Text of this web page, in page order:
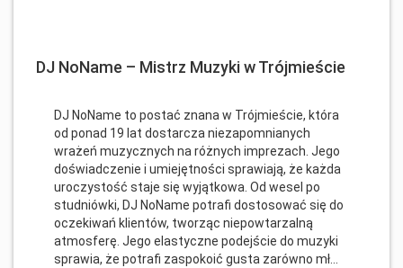
DJ NoName – Mistrz Muzyki w Trójmieście
DJ NoName to postać znana w Trójmieście, która
od ponad 19 lat dostarcza niezapomnianych
wrażeń muzycznych na różnych imprezach. Jego
doświadczenie i umiejętności sprawiają, że każda
uroczystość staje się wyjątkowa. Od wesel po
studniówki, DJ NoName potrafi dostosować się do
oczekiwań klientów, tworząc niepowtarzalną
atmosferę. Jego elastyczne podejście do muzyki
sprawia, że potrafi zaspokoić gusta zarówno mł...